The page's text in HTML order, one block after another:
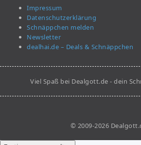
Impressum
Datenschutzerklärung
Schnäppchen melden
Newsletter
dealhai.de – Deals & Schnäppchen
Viel Spaß bei Dealgott.de - dein
© 2009-2026